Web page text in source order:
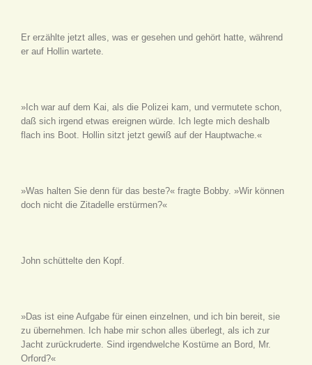
Er erzählte jetzt alles, was er gesehen und gehört hatte, während
er auf Hollin wartete.
»Ich war auf dem Kai, als die Polizei kam, und vermutete schon,
daß sich irgend etwas ereignen würde. Ich legte mich deshalb
flach ins Boot. Hollin sitzt jetzt gewiß auf der Hauptwache.«
»Was halten Sie denn für das beste?« fragte Bobby. »Wir können
doch nicht die Zitadelle erstürmen?«
John schüttelte den Kopf.
»Das ist eine Aufgabe für einen einzelnen, und ich bin bereit, sie
zu übernehmen. Ich habe mir schon alles überlegt, als ich zur
Jacht zurückruderte. Sind irgendwelche Kostüme an Bord, Mr.
Orford?«